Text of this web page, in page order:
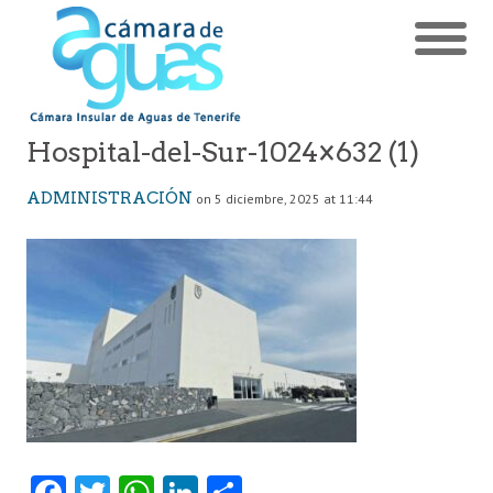
Hospital-del-Sur-1024×632 (1)
ADMINISTRACIÓN on 5 diciembre, 2025 at 11:44